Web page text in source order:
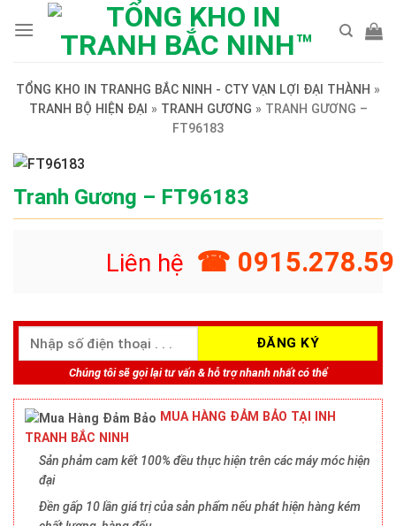
TỔNG KHO IN TRANHG BẮC NINH - CTY VẠN LỢI ĐẠI THÀNH »
TRANH BỘ HIỆN ĐẠI » TRANH GƯƠNG » TRANH GƯƠNG –
FT96183
Tranh Gương – FT96183
Liên hệ ☎
Chúng tôi sẽ gọi lại tư vấn & hỗ trợ nhanh nhất có thể
MUA HÀNG ĐẢM BẢO TẠI INH
TRANH BẮC NINH
Sản phảm cam kết 100% đều thực hiện trên các máy móc hiện
đại
Đền gấp 10 lần giá trị của sản phẩm nếu phát hiện hàng kém